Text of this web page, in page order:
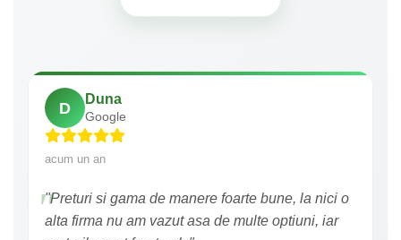
D
Duna
Google
acum un an
"Preturi si gama de manere foarte bune, la nici o
alta firma nu am vazut asa de multe optiuni, iar